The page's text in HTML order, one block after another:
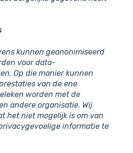
kunnen geanonimiseerd
voor data-
Op die manier kunnen
van de ene
worden met de
andere organisatie. Wij
het niet mogelijk is om van
informatie te